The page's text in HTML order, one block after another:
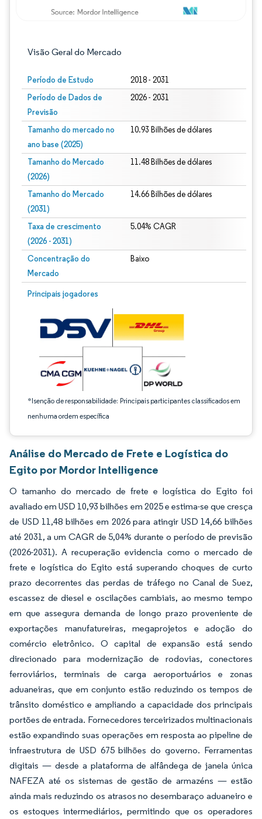
Visão Geral do Mercado
Período de Estudo 2018 - 2031
Período de Dados de
Previsão
2026 - 2031
Tamanho do mercado no
ano base (2025)
10.93 Bilhões de dólares
Tamanho do Mercado
(2026)
11.48 Bilhões de dólares
Tamanho do Mercado
(2031)
14.66 Bilhões de dólares
Taxa de crescimento
(2026 - 2031)
5.04% CAGR
Concentração do
Mercado
Baixo
Principais jogadores
*Isenção de responsabilidade: Principais participantes classificados em
nenhuma ordem específica
Imagem © Mordor Intelligence. O reuso requer atribuição conforme CC BY 4.0.
Análise do Mercado de Frete e Logística do
Egito por Mordor Intelligence
O tamanho do mercado de frete e logística do Egito foi
avaliado em USD 10,93 bilhões em 2025 e estima-se que cresça
de USD 11,48 bilhões em 2026 para atingir USD 14,66 bilhões
até 2031, a um CAGR de 5,04% durante o período de previsão
(2026-2031). A recuperação evidencia como o mercado de
frete e logística do Egito está superando choques de curto
prazo decorrentes das perdas de tráfego no Canal de Suez,
escassez de diesel e oscilações cambiais, ao mesmo tempo
em que assegura demanda de longo prazo proveniente de
exportações manufatureiras, megaprojetos e adoção do
comércio eletrônico. O capital de expansão está sendo
direcionado para modernização de rodovias, conectores
ferroviários, terminais de carga aeroportuários e zonas
aduaneiras, que em conjunto estão reduzindo os tempos de
trânsito doméstico e ampliando a capacidade dos principais
portões de entrada. Fornecedores terceirizados multinacionais
estão expandindo suas operações em resposta ao pipeline de
infraestrutura de USD 675 bilhões do governo. Ferramentas
digitais — desde a plataforma de alfândega de janela única
NAFEZA até os sistemas de gestão de armazéns — estão
ainda mais reduzindo os atrasos no desembaraço aduaneiro e
os estoques intermediários, permitindo que os operadores